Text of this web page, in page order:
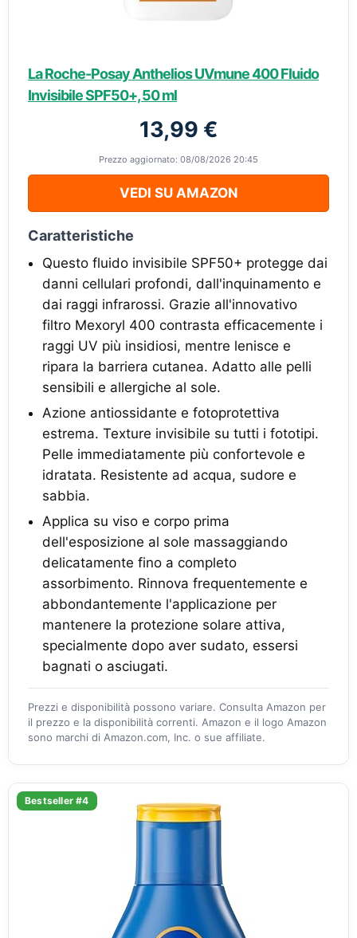
La Roche-Posay Anthelios UVmune 400 Fluido
Invisibile SPF50+, 50 ml
13,99 €
Prezzo aggiornato: 08/08/2026 20:45
VEDI SU AMAZON
Caratteristiche
Questo fluido invisibile SPF50+ protegge dai
danni cellulari profondi, dall'inquinamento e
dai raggi infrarossi. Grazie all'innovativo
filtro Mexoryl 400 contrasta efficacemente i
raggi UV più insidiosi, mentre lenisce e
ripara la barriera cutanea. Adatto alle pelli
sensibili e allergiche al sole.
Azione antiossidante e fotoprotettiva
estrema. Texture invisibile su tutti i fototipi.
Pelle immediatamente più confortevole e
idratata. Resistente ad acqua, sudore e
sabbia.
Applica su viso e corpo prima
dell'esposizione al sole massaggiando
delicatamente fino a completo
assorbimento. Rinnova frequentemente e
abbondantemente l'applicazione per
mantenere la protezione solare attiva,
specialmente dopo aver sudato, essersi
bagnati o asciugati.
Prezzi e disponibilità possono variare. Consulta Amazon per
il prezzo e la disponibilità correnti. Amazon e il logo Amazon
sono marchi di Amazon.com, Inc. o sue affiliate.
Bestseller #4